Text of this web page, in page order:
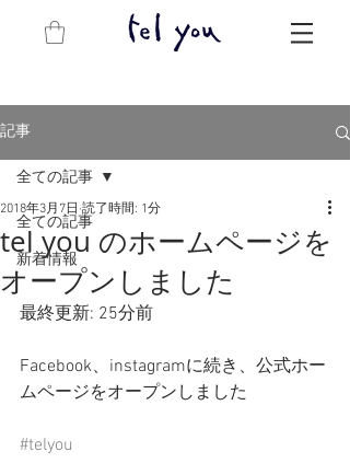
記事
全ての記事
新着情報
全ての記事
tel you のホームページを
オープンしました
2018年3月7日 読了時間: 1分
最終更新: 25分前
Facebook、instagramに続き、公式ホー
ムページをオープンしました
#telyou